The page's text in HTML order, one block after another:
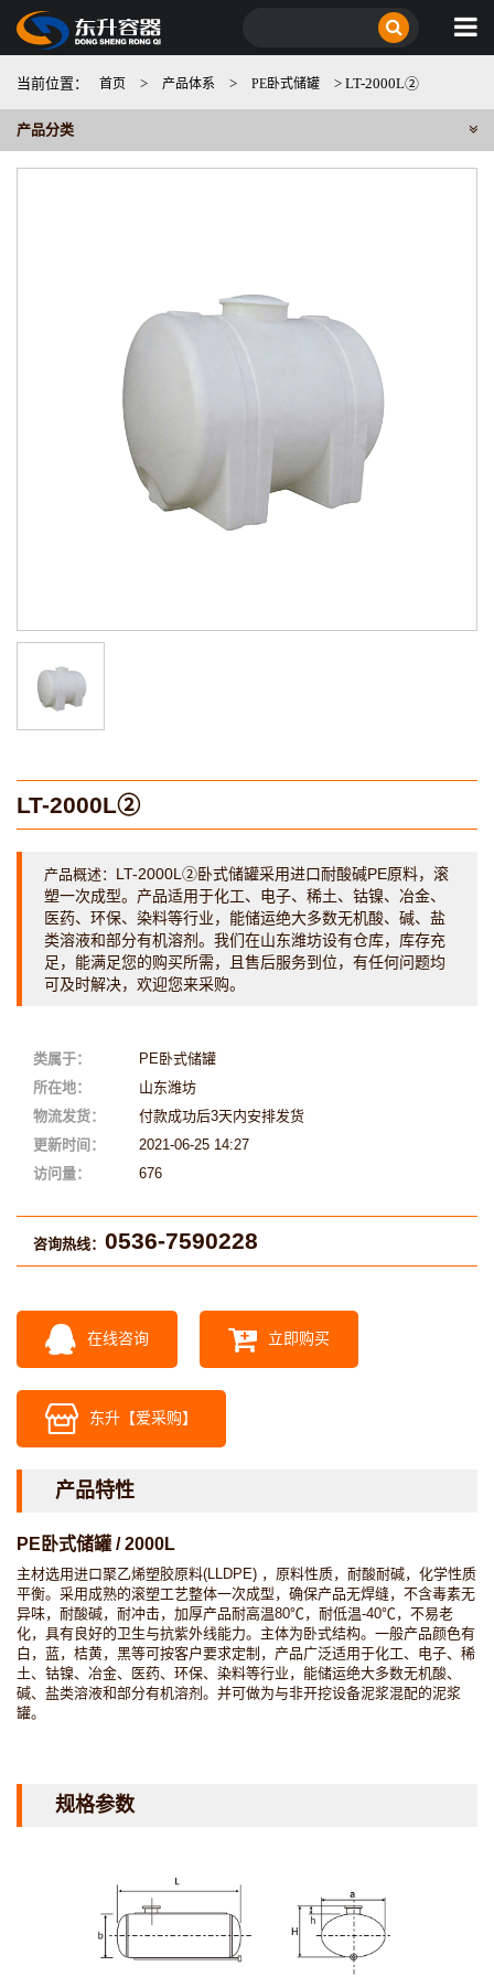
当前位置： 首页 > 产品体系 > PE卧式储罐 > LT-2000L②
产品分类
LT-2000L②
产品概述： LT-2000L②卧式储罐采用进口耐酸碱PE原料，滚
塑一次成型。产品适用于化工、电子、稀土、钴镍、冶金、
医药、环保、染料等行业，能储运绝大多数无机酸、碱、盐
类溶液和部分有机溶剂。我们在山东潍坊设有仓库，库存充
足，能满足您的购买所需，且售后服务到位，有任何问题均
可及时解决，欢迎您来采购。
类属于：
PE卧式储罐
所在地：
山东潍坊
物流发货：
付款成功后3天内安排发货
更新时间：
2021-06-25 14:27
访问量：
676
咨询热线： 0536-7590228
在线咨询 立即购买
东升【爱采购】
产品特性
PE卧式储罐 / 2000L
主材选用进口聚乙烯塑胶原料(LLDPE) ，原料性质，耐酸耐碱，化学性质
平衡。采用成熟的滚塑工艺整体一次成型，确保产品无焊缝，不含毒素无
异味，耐酸碱，耐冲击，加厚产品耐高温80℃，耐低温-40℃，不易老
化，具有良好的卫生与抗紫外线能力。主体为卧式结构。一般产品颜色有
白，蓝，桔黄，黑等可按客户要求定制，产品广泛适用于化工、电子、稀
土、钴镍、冶金、医药、环保、染料等行业，能储运绝大多数无机酸、
碱、盐类溶液和部分有机溶剂。并可做为与非开挖设备泥浆混配的泥浆
罐。
规格参数